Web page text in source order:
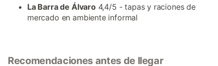
La Barra de Álvaro4,4/5 - tapas y raciones de
mercado en ambiente informal
Recomendaciones antes de llegar